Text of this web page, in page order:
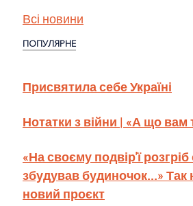
Всі новини
ПОПУЛЯРНЕ
Присвятила себе Україні
Нотатки з війни | «А що вам
«На своєму подвір'ї розгріб
збудував будиночок...» Так
новий проєкт